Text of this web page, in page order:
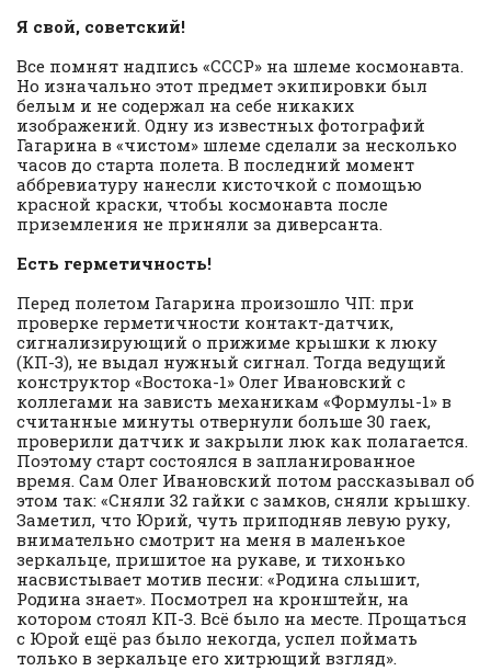
Я свой, советский!
Все помнят надпись «СССР» на шлеме космонавта.
Но изначально этот предмет экипировки был
белым и не содержал на себе никаких
изображений. Одну из известных фотографий
Гагарина в «чистом» шлеме сделали за несколько
часов до старта полета. В последний момент
аббревиатуру нанесли кисточкой с помощью
красной краски, чтобы космонавта после
приземления не приняли за диверсанта.
Есть герметичность!
Перед полетом Гагарина произошло ЧП: при
проверке герметичности контакт-датчик,
сигнализирующий о прижиме крышки к люку
(КП-3), не выдал нужный сигнал. Тогда ведущий
конструктор «Востока-1» Олег Ивановский с
коллегами на зависть механикам «Формулы-1» в
считанные минуты отвернули больше 30 гаек,
проверили датчик и закрыли люк как полагается.
Поэтому старт состоялся в запланированное
время. Сам Олег Ивановский потом рассказывал об
этом так: «Сняли 32 гайки с замков, сняли крышку.
Заметил, что Юрий, чуть приподняв левую руку,
внимательно смотрит на меня в маленькое
зеркальце, пришитое на рукаве, и тихонько
насвистывает мотив песни: «Родина слышит,
Родина знает». Посмотрел на кронштейн, на
котором стоял КП-3. Всё было на месте. Прощаться
с Юрой ещё раз было некогда, успел поймать
только в зеркальце его хитрющий взгляд».